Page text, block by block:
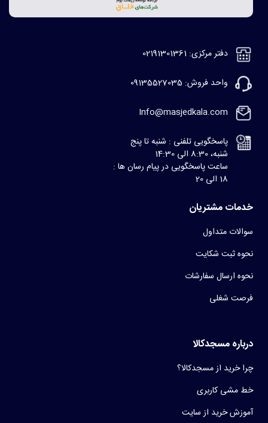
دفتر مرکزی: 02191301361
واحد فروش: 09135527035
Info@masjedkala.com
پاسخگویی تلفنی : شنبه تا پنج
شنبه، 8:30 الی 14:30
ساعت پاسخگویی در پیام رسان ها :
18 الی 20
خدمات مشتریان
سوالات متداول
نحوه ثبت شکایت
نحوه ارسال سفارشات
فرصت شغلی
درباره مسجدکالا
چرا خرید از مسجدکالا؟
خط مشی کاربری
آموزش خرید از سایت